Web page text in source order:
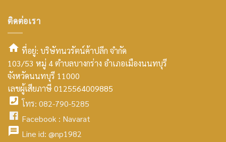
ติดต่อเรา
smt2
home
icon
ที่อยู่: บริษัทนวรัตน์ค้าปลีก จำกัด
103/53 หมู่ 4 ตำบลบางกร่าง อำเภอเมืองนนทบุรี
จังหวัดนนทบุรี 11000
เลขผู้เสียภาษี 0125564009885
facebook
icon
โทร: 082-790-5285
facebook
Facebook : Navarat
Line id: @np1982